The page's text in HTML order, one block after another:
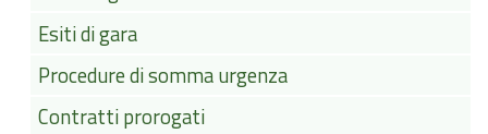
Esiti di gara
Procedure di somma urgenza
Contratti prorogati